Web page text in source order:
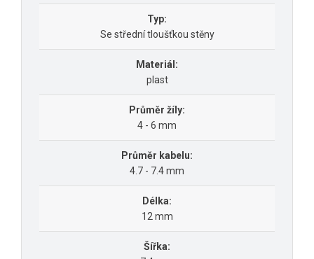
Typ:
Se střední tloušťkou stěny
Materiál:
plast
Průměr žíly:
4 - 6 mm
Průměr kabelu:
4.7 - 7.4 mm
Délka:
12 mm
Šířka: